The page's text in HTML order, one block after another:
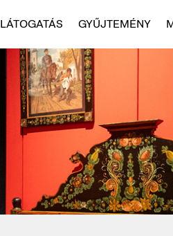
LÁTOGATÁS GYŰJTEMÉNY